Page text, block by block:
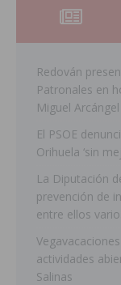
Redován
Patronales en
Miguel Arcángel
El PSOE
Orihuela ‘sin
La Diputación
prevención de
entre ellos
actividades
Salinas